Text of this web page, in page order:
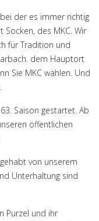
der es immer richtig
Socken, des MKC. Wir
für Tradition und
dem Hauptort
Sie MKC wählen. Und
Saison gestartet. Ab
öffentlichen
von unserem
Unterhaltung sind
Purzel und ihr